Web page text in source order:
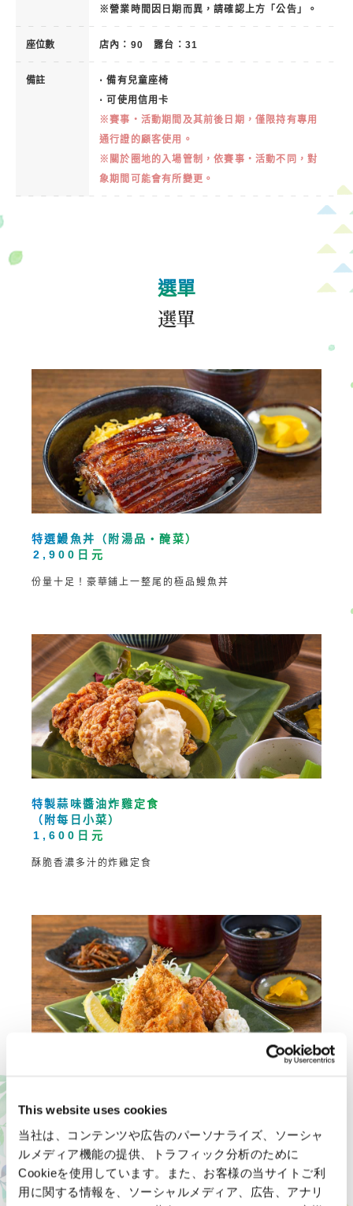
This website uses cookies
当社は、コンテンツや広告のパーソナライズ、ソーシャ
ルメディア機能の提供、トラフィック分析のために
Cookieを使用しています。また、お客様の当サイトご利
用に関する情報を、ソーシャルメディア、広告、アナリ
※營業時間因日期而異，請確認上方「公告」。
座位數 店內：90 露台：31
備註 ⋅ 備有兒童座椅
⋅ 可使用信用卡
※賽事・活動期間及其前後日期，僅限持有專用
通行證的顧客使用。
※關於圈地的入場管制，依賽事・活動不同，對
象期間可能會有所變更。
選單
選單
特選鰻魚丼（附湯品・醃菜）
2,900日元
份量十足！豪華鋪上一整尾的極品鰻魚丼
特製蒜味醬油炸雞定食
（附每日小菜）
1,600日元
酥脆香濃多汁的炸雞定食
外酥內鮮味濃縮！鯵魚炸物・豬肉串炸・唐揚炸雞的豪華組